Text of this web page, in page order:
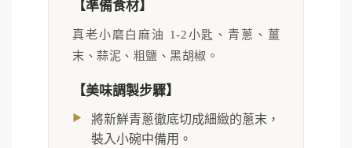
【準備食材】
真老小磨白麻油 1-2小匙、青蔥、薑
末、蒜泥、粗鹽、黑胡椒。
【美味調製步驟】
將新鮮青蔥徹底切成細緻的蔥末，
裝入小碗中備用。